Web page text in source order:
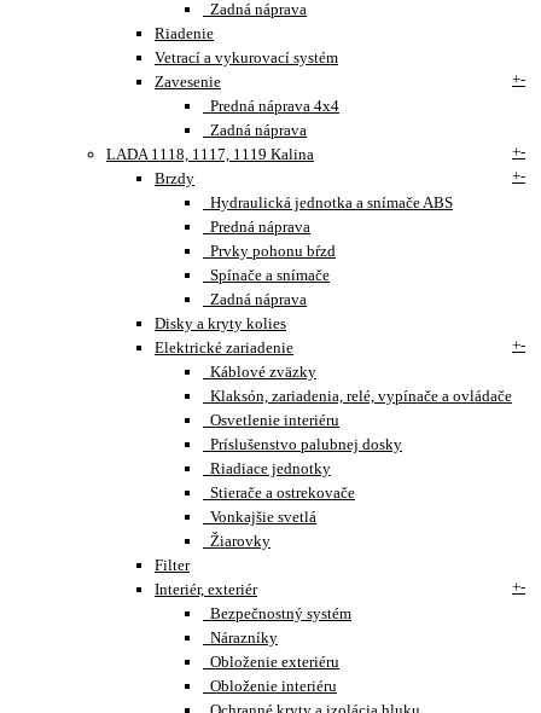
Zadná náprava
Riadenie
Vetrací a vykurovací systém
Zavesenie
+-
Predná náprava 4x4
Zadná náprava
LADA 1118, 1117, 1119 Kalina
+-
Brzdy
+-
Hydraulická jednotka a snímače ABS
Predná náprava
Prvky pohonu bŕzd
Spínače a snímače
Zadná náprava
Disky a kryty kolies
Elektrické zariadenie
+-
Káblové zväzky
Klaksón, zariadenia, relé, vypínače a ovládače
Osvetlenie interiéru
Príslušenstvo palubnej dosky
Riadiace jednotky
Stierače a ostrekovače
Vonkajšie svetlá
Žiarovky
Filter
Interiér, exteriér
+-
Bezpečnostný systém
Nárazníky
Obloženie exteriéru
Obloženie interiéru